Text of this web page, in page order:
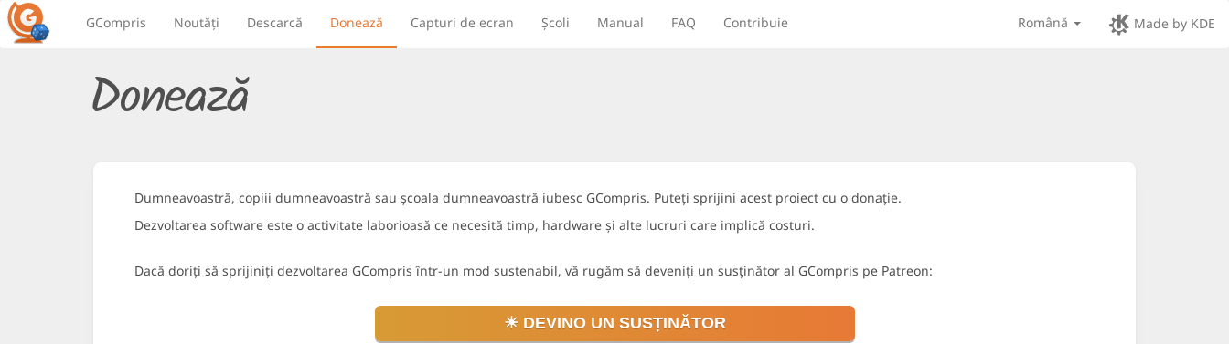
GCompris Noutăți Descarcă Donează Capturi de ecran Școli Manual FAQ Contribuie Română Made by KDE
Donează
Dumneavoastră, copiii dumneavoastră sau școala dumneavoastră iubesc GCompris. Puteți sprijini acest proiect cu o donație.
Dezvoltarea software este o activitate laborioasă ce necesită timp, hardware și alte lucruri care implică costuri.
Dacă doriți să sprijiniți dezvoltarea GCompris într-un mod sustenabil, vă rugăm să deveniți un susținător al GCompris pe Patreon:
☀ DEVINO UN SUSȚINĂTOR